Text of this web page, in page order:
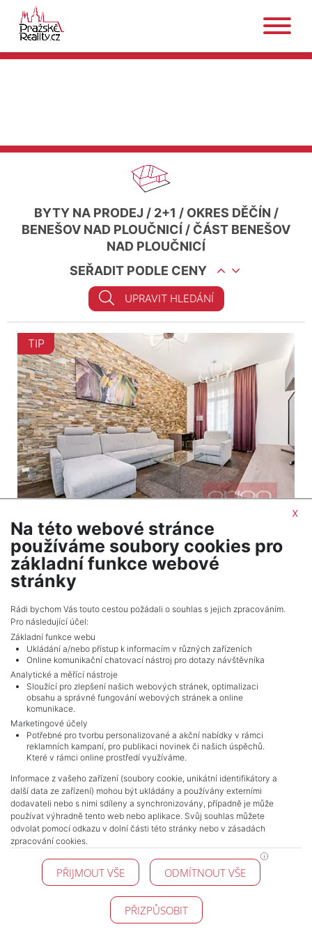
BYTY NA PRODEJ / 2+1 / OKRES DĚČÍN /
BENEŠOV NAD PLOUČNICÍ / ČÁST BENEŠOV
NAD PLOUČNICÍ
SEŘADIT PODLE CENY
UPRAVIT HLEDÁNÍ
TIP
Byt na prodej / 2+1 / 71 m2
Praha 1 - Staré Město
16 480 000 Kč (za nemovitost) Cena cena
včetně provize a právních služeb
NAVIGACE
Obchodní podmínky
Ochrana osobních údajů
Realitní kanceláře
Kontakt
Zpracování cookies
KONTAKT
Pražské reality
140 00 Praha 4
x
Na této webové stránce
používáme soubory cookies pro
základní funkce webové
stránky
Rádi bychom Vás touto cestou požádali o souhlas s jejich zpracováním.
Pro následující účel:
Základní funkce webu
Ukládání a/nebo přístup k informacím v různých zařízeních
Online komunikační chatovací nástroj pro dotazy návštěvníka
Analytické a měřící nástroje
Sloužící pro zlepšení našich webových stránek, optimalizaci
obsahu a správné fungování webových stránek a online
komunikace.
Marketingové účely
Potřebné pro tvorbu personalizované a akční nabídky v rámci
reklamních kampaní, pro publikaci novinek či našich úspěchů.
Které v rámci online prostředí využíváme.
Informace z vašeho zařízení (soubory cookie, unikátní identifikátory a
další data ze zařízení) mohou být ukládány a používány externími
dodavateli nebo s nimi sdíleny a synchronizovány, případně je může
používat výhradně tento web nebo aplikace. Svůj souhlas můžete
odvolat pomocí odkazu v dolní části této stránky nebo v zásadách
zpracování cookies.
PŘIJMOUT VŠE ODMÍTNOUT VŠE
PŘIZPŮSOBIT